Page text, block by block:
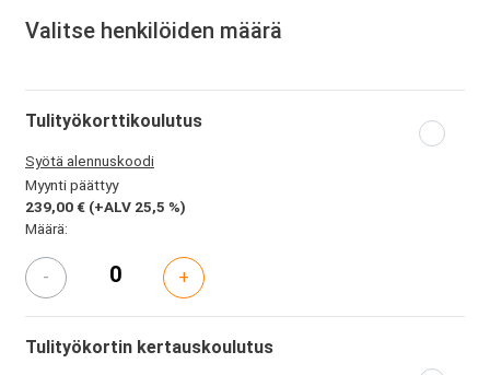
Valitse henkilöiden määrä
Tulityökorttikoulutus
Syötä alennuskoodi
Myynti päättyy
239,00 € (+ALV 25,5 %)
Määrä:
- +
Tulityökortin kertauskoulutus